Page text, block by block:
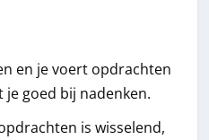
en je voert opdrachten
goed bij nadenken.
is wisselend,